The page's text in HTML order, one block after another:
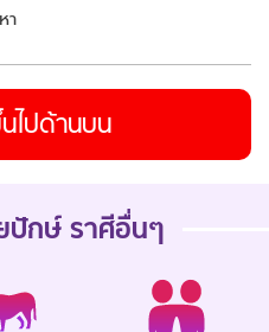
า
ไปด้านบน
ปักษ์ราศีอื่นๆ